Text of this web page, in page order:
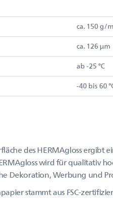
ca. 150 g/
ca. 126 µm
ab -25 °C
-40 bis 60
des HERMAgloss ergibt
wird für qualitativ
Dekoration, Werbung und
stammt aus FSC-